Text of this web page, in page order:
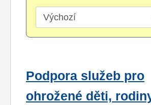
Podpora služeb pro
ohrožené děti,